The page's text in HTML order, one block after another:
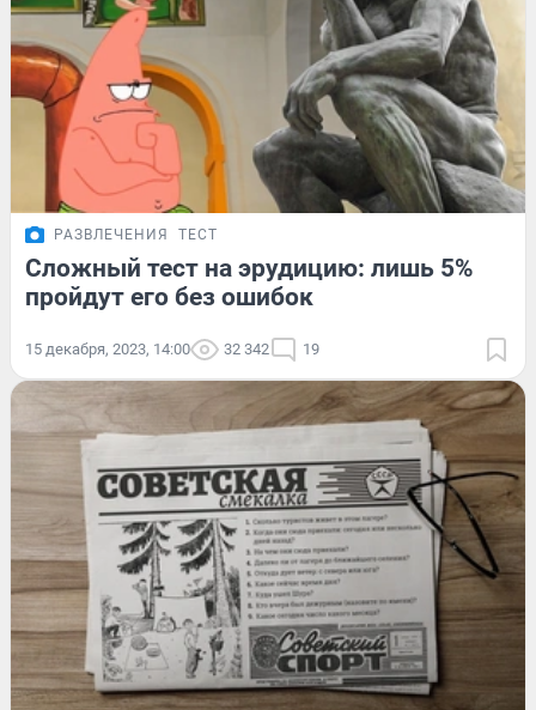
РАЗВЛЕЧЕНИЯ ТЕСТ
Сложный тест на эрудицию: лишь 5%
пройдут его без ошибок
15 декабря, 2023, 14:00 32 342 19